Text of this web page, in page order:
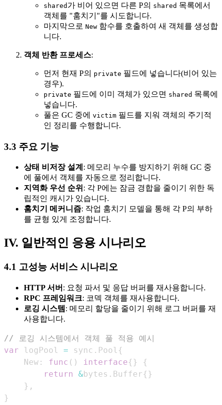
shared 가 비어 있으면 다른 P의 shared 목록에서
객체를 "훔치기"를 시도합니다.
마지막으로 New 함수를 호출하여 새 객체를 생성합
니다.
객체 반환 프로세스:
먼저 현재 P의 private 필드에 넣습니다(비어 있는
경우).
private 필드에 이미 객체가 있으면 shared 목록에
넣습니다.
풀은 GC 중에 victim 필드를 지워 객체의 주기적
인 정리를 수행합니다.
3.3 주요 기능
상태 비저장 설계 : 메모리 누수를 방지하기 위해 GC 중
에 풀에서 객체를 자동으로 정리합니다.
지역화 우선 순위 : 각 P에는 잠금 경합을 줄이기 위한 독
립적인 캐시가 있습니다.
훔치기 메커니즘: 작업 훔치기 모델을 통해 각 P의 부하
를 균형 있게 조정합니다.
IV. 일반적인 응용 시나리오
4.1 고성능 서비스 시나리오
HTTP 서버 : 요청 파서 및 응답 버퍼를 재사용합니다.
RPC 프레임워크: 코덱 객체를 재사용합니다.
로깅 시스템 : 메모리 할당을 줄이기 위해 로그 버퍼를 재
사용합니다.
// 로깅 시스템에서 객체 풀 적용 예시
var logPool = sync . Pool {
    New
: func ( ) interface{ }
{
return
&bytes . Buffer{ }
} ,
}